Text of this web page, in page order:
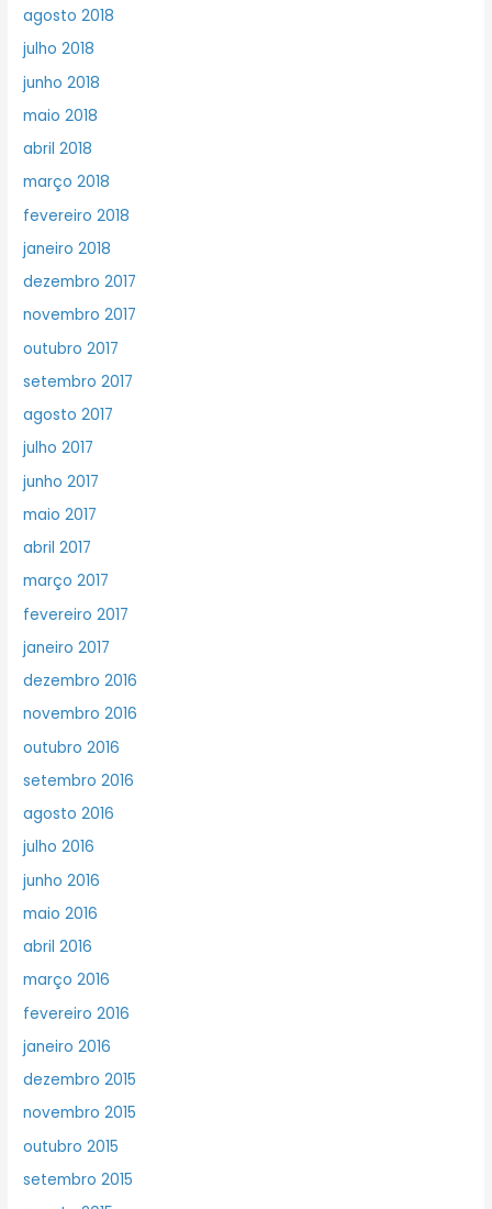
agosto 2018
julho 2018
junho 2018
maio 2018
abril 2018
março 2018
fevereiro 2018
janeiro 2018
dezembro 2017
novembro 2017
outubro 2017
setembro 2017
agosto 2017
julho 2017
junho 2017
maio 2017
abril 2017
março 2017
fevereiro 2017
janeiro 2017
dezembro 2016
novembro 2016
outubro 2016
setembro 2016
agosto 2016
julho 2016
junho 2016
maio 2016
abril 2016
março 2016
fevereiro 2016
janeiro 2016
dezembro 2015
novembro 2015
outubro 2015
setembro 2015